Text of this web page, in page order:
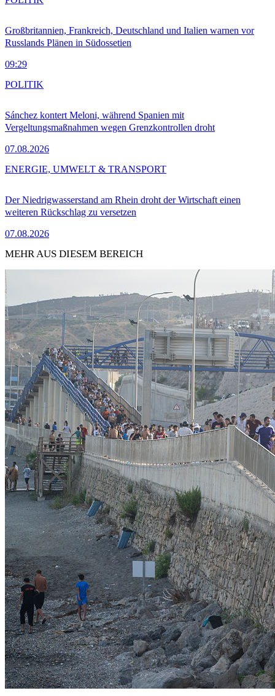
Großbritannien, Frankreich, Deutschland und Italien warnen vor
Russlands Plänen in Südossetien
09:29
Sánchez kontert Meloni, während Spanien mit
Vergeltungsmaßnahmen wegen Grenzkontrollen droht
07.08.2026
POLITIK
Der Niedrigwasserstand am Rhein droht der Wirtschaft einen
weiteren Rückschlag zu versetzen
07.08.2026
ENERGIE, UMWELT & TRANSPORT
MEHR AUS DIESEM BEREICH